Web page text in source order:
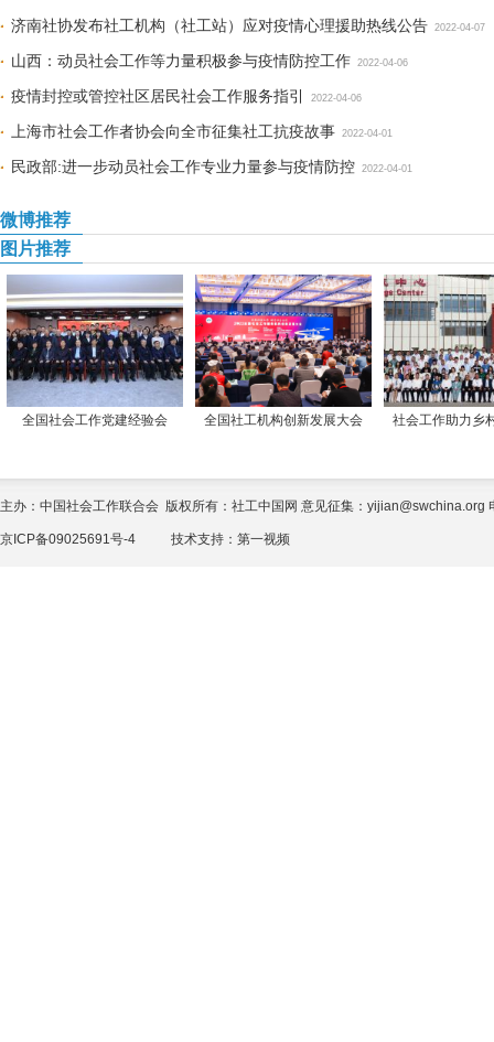
济南社协发布社工机构（社工站）应对疫情心理援助热线公告 2022-04-07
山西：动员社会工作等力量积极参与疫情防控工作 2022-04-06
疫情封控或管控社区居民社会工作服务指引 2022-04-06
上海市社会工作者协会向全市征集社工抗疫故事 2022-04-01
民政部:进一步动员社会工作专业力量参与疫情防控 2022-04-01
微博推荐
图片推荐
全国社会工作党建经验会 全国社工机构创新发展大会 社会工作助力乡
主办：中国社会工作联合会 版权所有：社工中国网 意见征集：yijian@swchina.org
京ICP备09025691号-4 技术支持： 第一视频